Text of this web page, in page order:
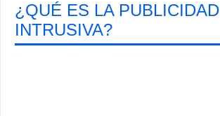
¿QUÉ ES LA PUBLICIDAD
INTRUSIVA?